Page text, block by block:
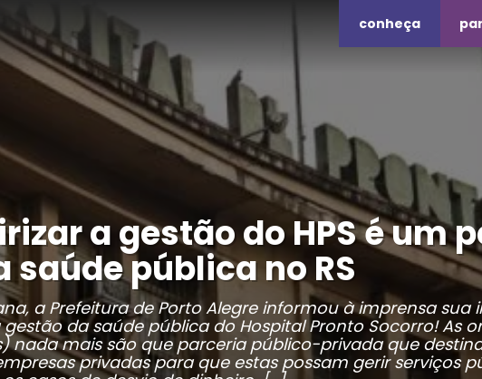
conheça
a gestão do HPS é um
saúde pública no RS
a Prefeitura de Porto Alegre informou à imprensa sua
gestão da saúde pública do Hospital Pronto Socorro! As
nada mais são que parceria público-privada que
privadas para que estas possam gerir serviços